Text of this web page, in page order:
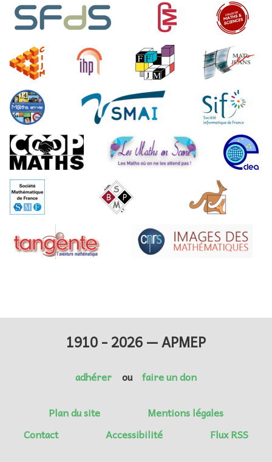
1910 - 2026 — APMEP
adhérer ou faire un don
Plan du site
Mentions légales
Contact
Accessibilité Flux RSS